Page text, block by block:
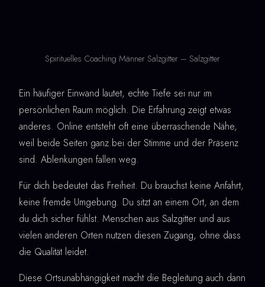
Spirituelles Coaching Männer Salzgitter – Salzgitter
Ein häufiger Einwand lautet, echte Tiefe sei nur im
persönlichen Raum möglich. Die Erfahrung zeigt etwas
anderes. Online entsteht oft eine überraschende Nähe,
weil beide Seiten ganz bei der Stimme und der Präsenz
sind. Ablenkungen fallen weg.
Für dich bedeutet das Freiheit. Du brauchst keine Anfahrt,
keine fremde Umgebung. Du sitzt an einem Ort, an dem
du dich sicher fühlst. Menschen aus Salzgitter und aus
vielen anderen Orten nutzen diesen Zugang, ohne dass
die Qualität leidet.
Diese Ortsunabhängigkeit macht die Begleitung auch dann